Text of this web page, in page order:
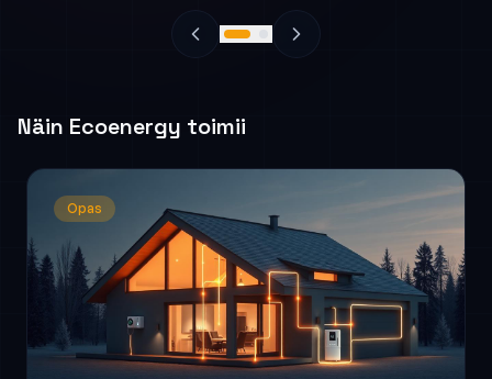
Näin Ecoenergy toimii
Opas